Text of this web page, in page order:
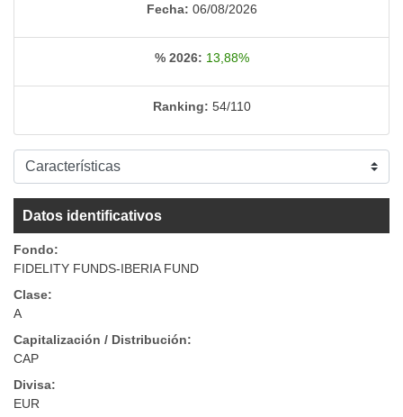
Fecha: 06/08/2026
% 2026: 13,88%
Ranking: 54/110
Datos identificativos
Fondo:
FIDELITY FUNDS-IBERIA FUND
Clase:
A
Capitalización / Distribución:
CAP
Divisa:
EUR